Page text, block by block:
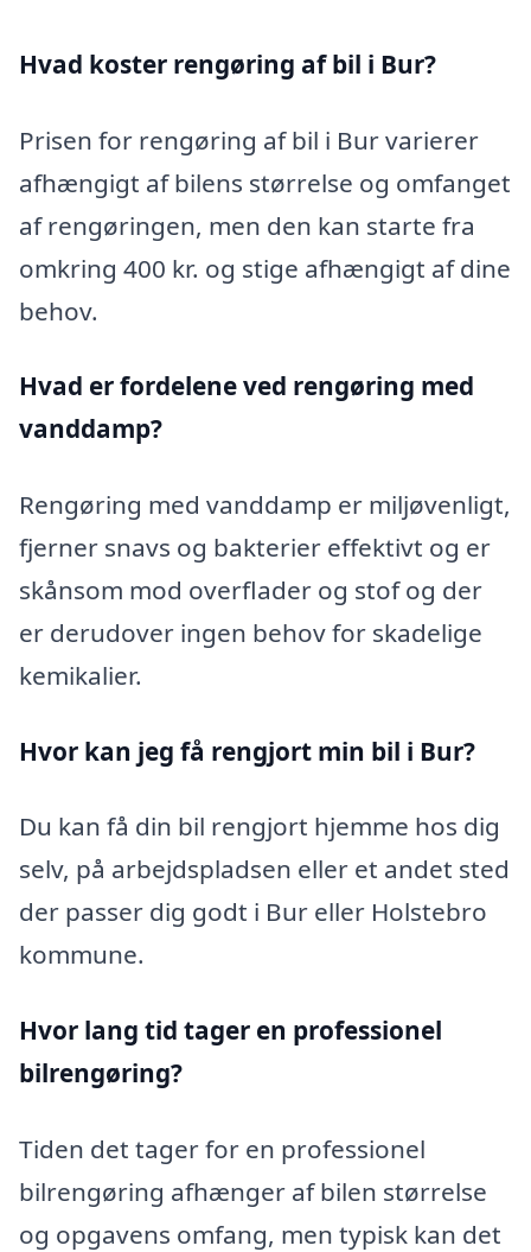
Hvad koster rengøring af bil i Bur?
Prisen for rengøring af bil i Bur varierer
afhængigt af bilens størrelse og omfanget
af rengøringen, men den kan starte fra
omkring 400 kr. og stige afhængigt af dine
behov.
Hvad er fordelene ved rengøring med
vanddamp?
Rengøring med vanddamp er miljøvenligt,
fjerner snavs og bakterier effektivt og er
skånsom mod overflader og stof og der
er derudover ingen behov for skadelige
kemikalier.
Hvor kan jeg få rengjort min bil i Bur?
Du kan få din bil rengjort hjemme hos dig
selv, på arbejdspladsen eller et andet sted
der passer dig godt i Bur eller Holstebro
kommune.
Hvor lang tid tager en professionel
bilrengøring?
Tiden det tager for en professionel
bilrengøring afhænger af bilen størrelse
og opgavens omfang, men typisk kan det